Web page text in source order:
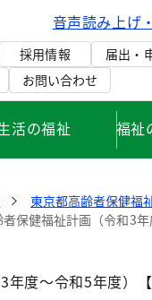
音声読み上げ
採用情報 届出・
お問い合わせ
活の福祉 福祉
東京都高齢者保健福
者保健福祉計画（令和3
度～令和5年度）【